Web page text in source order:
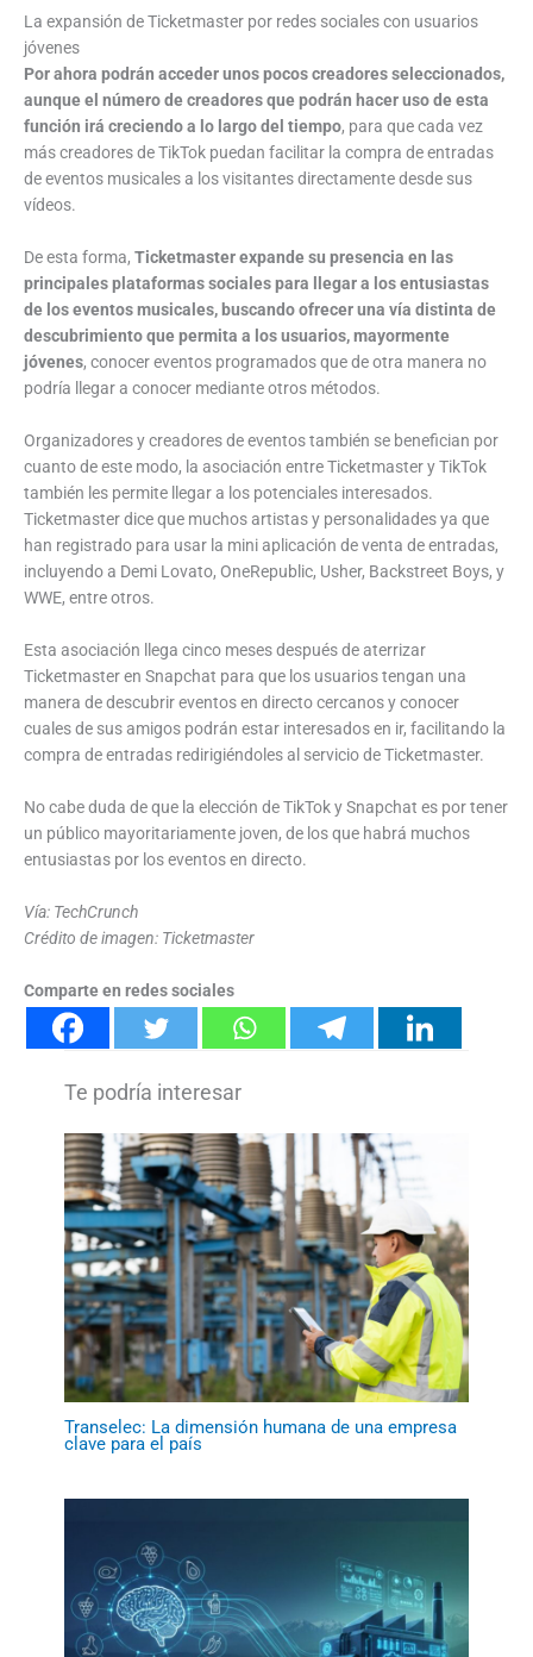
La expansión de Ticketmaster por redes sociales con usuarios
jóvenes
Por ahora podrán acceder unos pocos creadores seleccionados,
aunque el número de creadores que podrán hacer uso de esta
función irá creciendo a lo largo del tiempo, para que cada vez
más creadores de TikTok puedan facilitar la compra de entradas
de eventos musicales a los visitantes directamente desde sus
vídeos.
De esta forma, Ticketmaster expande su presencia en las
principales plataformas sociales para llegar a los entusiastas
de los eventos musicales, buscando ofrecer una vía distinta de
descubrimiento que permita a los usuarios, mayormente
jóvenes, conocer eventos programados que de otra manera no
podría llegar a conocer mediante otros métodos.
Organizadores y creadores de eventos también se benefician por
cuanto de este modo, la asociación entre Ticketmaster y TikTok
también les permite llegar a los potenciales interesados.
Ticketmaster dice que muchos artistas y personalidades ya que
han registrado para usar la mini aplicación de venta de entradas,
incluyendo a Demi Lovato, OneRepublic, Usher, Backstreet Boys, y
WWE, entre otros.
Esta asociación llega cinco meses después de aterrizar
Ticketmaster en Snapchat para que los usuarios tengan una
manera de descubrir eventos en directo cercanos y conocer
cuales de sus amigos podrán estar interesados en ir, facilitando la
compra de entradas redirigiéndoles al servicio de Ticketmaster.
No cabe duda de que la elección de TikTok y Snapchat es por tener
un público mayoritariamente joven, de los que habrá muchos
entusiastas por los eventos en directo.
Vía: TechCrunch
Crédito de imagen: Ticketmaster
Comparte en redes sociales
Transelec: La dimensión humana de una empresa
clave para el país